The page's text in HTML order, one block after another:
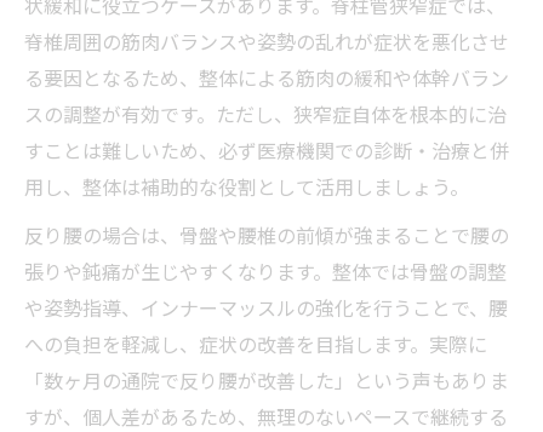
脊椎周囲の筋肉バランスや姿勢の乱れが症状を悪化させ
る要因となるため、整体による筋肉の緩和や体幹バラン
スの調整が有効です。ただし、狭窄症自体を根本的に治
すことは難しいため、必ず医療機関での診断・治療と併
用し、整体は補助的な役割として活用しましょう。
反り腰の場合は、骨盤や腰椎の前傾が強まることで腰の
張りや鈍痛が生じやすくなります。整体では骨盤の調整
や姿勢指導、インナーマッスルの強化を行うことで、腰
への負担を軽減し、症状の改善を目指します。実際に
「数ヶ月の通院で反り腰が改善した」という声もありま
すが、個人差があるため、無理のないペースで継続する